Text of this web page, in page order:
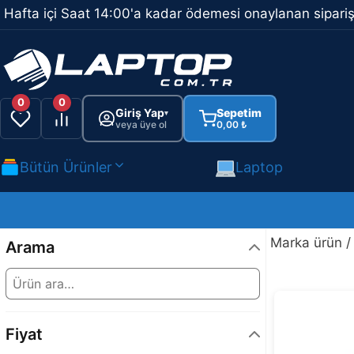
İçeriğe
atla
Hafta içi Saat 14:00'a kadar ödemesi onaylanan
0 0
Giriş Yap▾
veya üye ol
Sepetim
0,00 ₺
Bütün Ürünler Laptop
Marka ürün /
Arama
Fiyat